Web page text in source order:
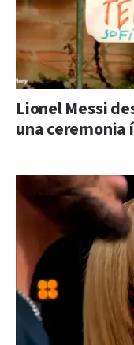
Lionel Messi
una